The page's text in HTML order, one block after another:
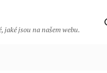
jsou na našem webu.